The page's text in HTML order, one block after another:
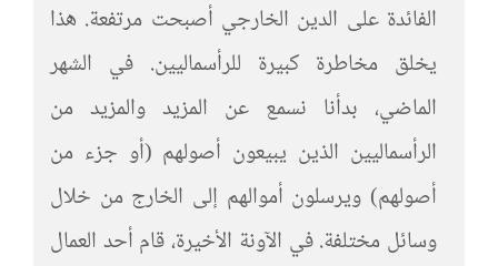
الفائدة على الدين الخارجي أصبحت مرتفعة. هذا
يخلق مخاطرة كبيرة للرأسماليين. في الشهر
الماضي، بدأنا نسمع عن المزيد والمزيد من
الرأسماليين الذين يبيعون أصولهم (أو جزء من
أصولهم) ويرسلون أموالهم إلى الخارج من خلال
وسائل مختلفة. في الآونة الأخيرة، قام أحد العمال